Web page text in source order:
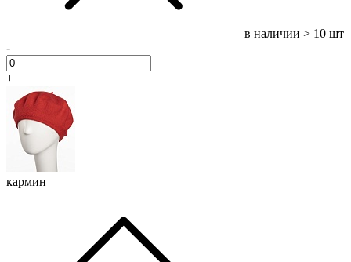
в наличии > 10 шт
-
+
кармин